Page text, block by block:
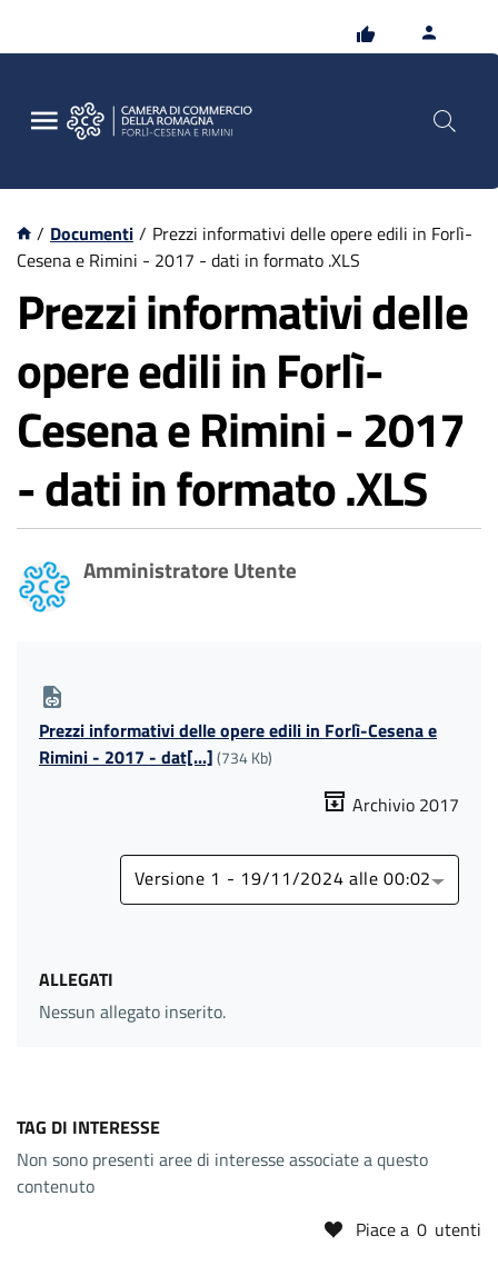
/ Documenti / Prezzi informativi delle opere edili in Forlì-
Cesena e Rimini - 2017 - dati in formato .XLS
Prezzi informativi delle
opere edili in Forlì-
Cesena e Rimini - 2017
- dati in formato .XLS
Amministratore Utente
Prezzi informativi delle opere edili in Forlì-Cesena e
Rimini - 2017 - dat[...] (734 Kb)
Archivio 2017
Versione 1 - 19/11/2024 alle 00:02
ALLEGATI
Nessun allegato inserito.
TAG DI INTERESSE
Non sono presenti aree di interesse associate a questo
contenuto
Piace a 0 utenti